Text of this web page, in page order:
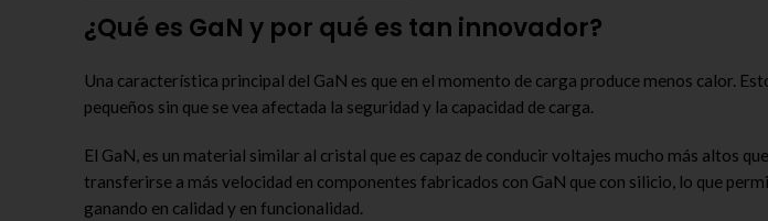
¿Qué es GaN y por qué es tan innovador?
Una característica principal del GaN es que en el momento de carga produce menos calor.
pequeños sin que se vea afectada la seguridad y la capacidad de carga.
El GaN, es un material similar al cristal que es capaz de conducir voltajes mucho más altos
transferirse a más velocidad en componentes fabricados con GaN que con silicio, lo que
ganando en calidad y en funcionalidad.